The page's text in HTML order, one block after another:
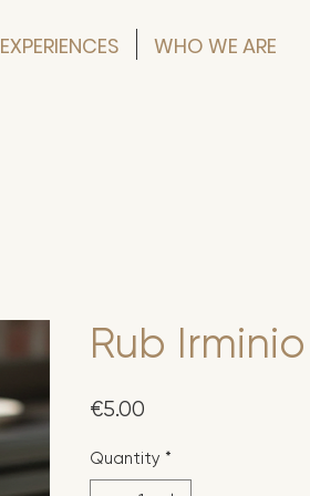
EXPERIENCES WHO WE ARE
Rub Irminio
€5.00
Quantity *